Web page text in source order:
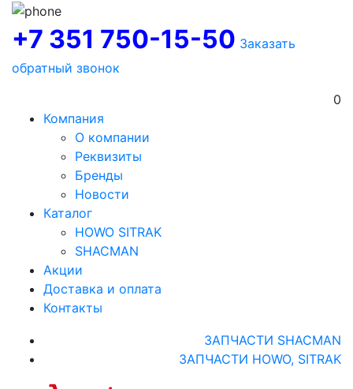
+7 351 750-15-50 Заказать
обратный звонок
0
Компания
О компании
Реквизиты
Бренды
Новости
Каталог
HOWO SITRAK
SHACMAN
Акции
Доставка и оплата
Контакты
ЗАПЧАСТИ SHACMAN
ЗАПЧАСТИ HOWO, SITRAK